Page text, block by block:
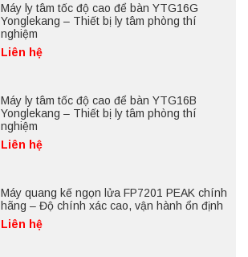
Máy ly tâm tốc độ cao để bàn YTG16G
Yonglekang – Thiết bị ly tâm phòng thí
nghiệm
Liên hệ
Máy ly tâm tốc độ cao để bàn YTG16B
Yonglekang – Thiết bị ly tâm phòng thí
nghiệm
Liên hệ
Máy quang kế ngọn lửa FP7201 PEAK chính
hãng – Độ chính xác cao, vận hành ổn định
Liên hệ